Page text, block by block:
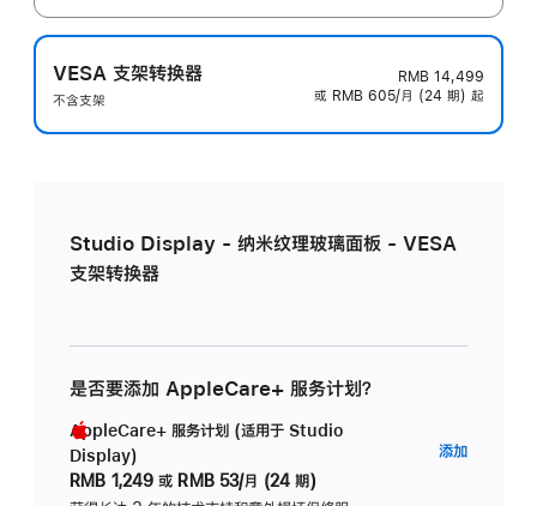
VESA 支架转换器
不含支架
RMB 14,499
或 RMB 605/月 (24 期) 起
Studio Display - 纳米纹理玻璃面板 - VESA
支架转换器
是否要添加 AppleCare+ 服务计划？
AppleCare+ 服务计划 (适用于 Studio
Display)
RMB 1,249 或 RMB 53/月 (24 期)
添加